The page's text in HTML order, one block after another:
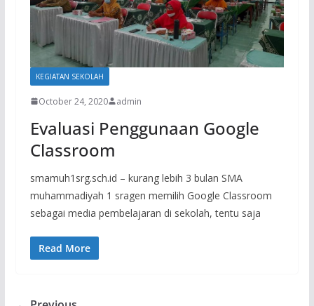
KEGIATAN SEKOLAH
October 24, 2020 admin
Evaluasi Penggunaan Google
Classroom
smamuh1srg.sch.id – kurang lebih 3 bulan SMA
muhammadiyah 1 sragen memilih Google Classroom
sebagai media pembelajaran di sekolah, tentu saja
Read More